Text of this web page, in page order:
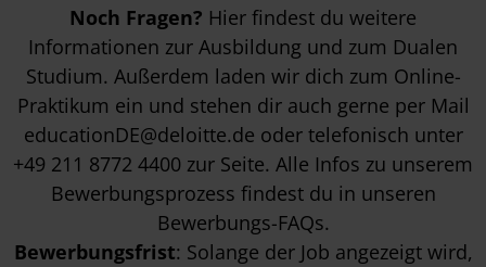
Noch Fragen? Hier findest du weitere
Informationen zur Ausbildung und zum Dualen
Studium. Außerdem laden wir dich zum Online-
Praktikum ein und stehen dir auch gerne per Mail
educationDE@deloitte.de oder telefonisch unter
+49 211 8772 4400 zur Seite. Alle Infos zu unserem
Bewerbungsprozess findest du in unseren
Bewerbungs-FAQs.
Bewerbungsfrist: Solange der Job angezeigt wird,